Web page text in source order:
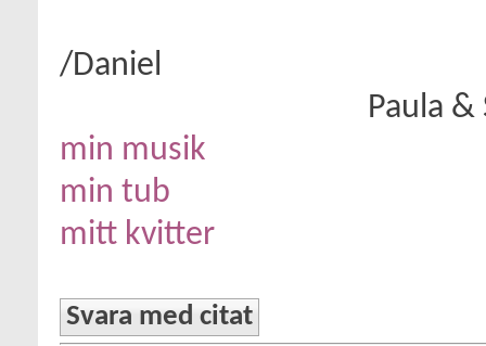
/Daniel
Paula &
min musik
min tub
mitt kvitter
Svara med citat